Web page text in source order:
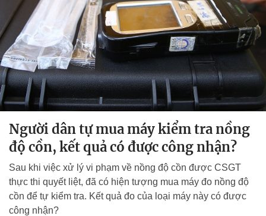
Người dân tự mua máy kiểm tra nồng
độ cồn, kết quả có được công nhận?
Sau khi việc xử lý vi phạm về nồng độ cồn được CSGT
thực thi quyết liệt, đã có hiện tượng mua máy đo nồng độ
cồn để tự kiểm tra. Kết quả đo của loại máy này có được
công nhận?